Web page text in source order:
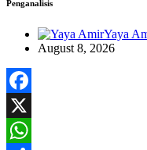
Penganalisis
Yaya
August 8, 2026
Facebook
X